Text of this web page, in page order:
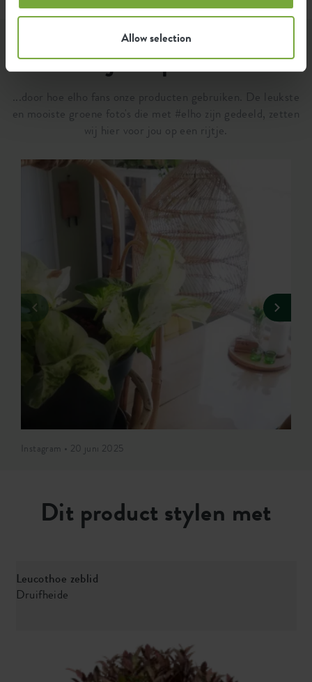
Allow selection
Laat je inspireren...
...door hoe elho fans onze producten gebruiken. De leukste
en mooiste groene foto's die met #elho zijn gedeeld, zetten
wij hier voor jou op een rijtje.
Instagram • 20 juni 2025
Dit product stylen met
Leucothoe zeblid
Druifheide